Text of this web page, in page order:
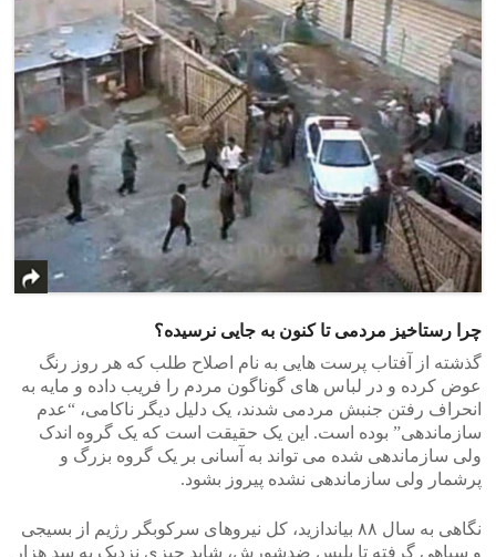
چرا رستاخیز مردمی تا کنون به جایی نرسیده؟
گذشته از آفتاب پرست هایی به نام اصلاح طلب که هر روز رنگ
عوض کرده و در لباس های گوناگون مردم را فریب داده و مایه به
انحراف رفتن جنبش مردمی شدند، یک دلیل دیگر ناکامی، “عدم
سازماندهی” بوده است. این یک حقیقت است که یک گروه اندک
ولی سازماندهی شده می تواند به آسانی بر یک گروه بزرگ و
پرشمار ولی سازماندهی نشده پیروز بشود.
نگاهی به سال ۸۸ بیاندازید، کل نیروهای سرکوبگر رژیم از بسیجی
و سپاهی گرفته تا پلیس ضدشورش، شاید چیزی نزدیک به سد هزار